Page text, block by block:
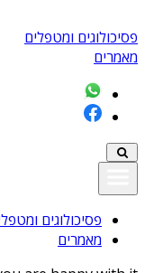
פסיכולוגים ומטפלים
מאמרים
פסיכולוגים
מאמרים